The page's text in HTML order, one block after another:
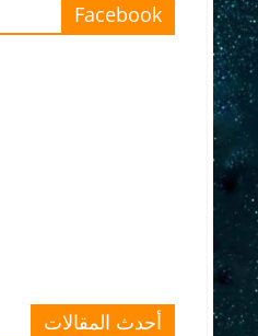
Facebook
أحدث المقالات